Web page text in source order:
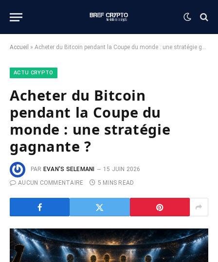
Accueil » Acheter du Bitcoin pendant la Coupe du monde : une stratégie gagnante ?
ACTU CRYPTO
Acheter du Bitcoin
pendant la Coupe du
monde : une stratégie
gagnante ?
PAR EVAN'S SELEMANI
15 JUIN 2026
AUCUN COMMENTAIRE
5 MINS READ